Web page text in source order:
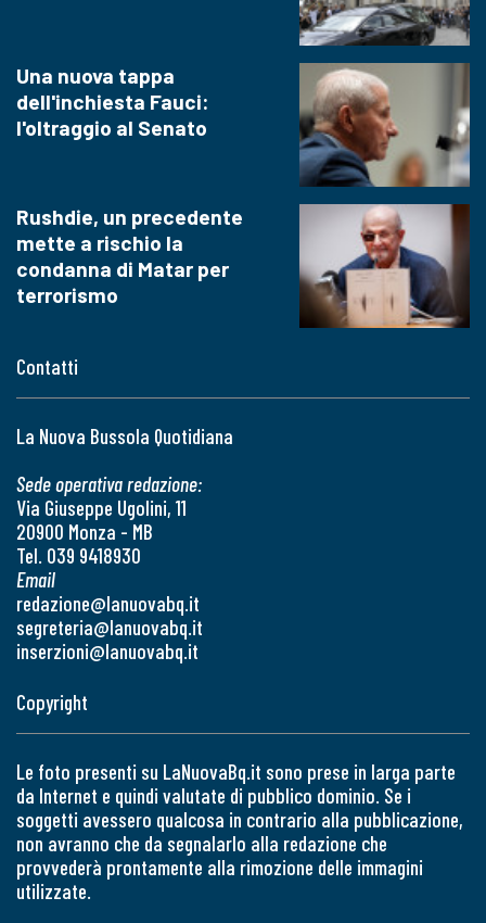
Contatti
La Nuova Bussola Quotidiana
Sede operativa redazione:
Via Giuseppe Ugolini, 11
20900 Monza - MB
Tel. 039 9418930
Email
redazione@lanuovabq.it
segreteria@lanuovabq.it
inserzioni@lanuovabq.it
Una nuova tappa
dell'inchiesta Fauci:
l'oltraggio al Senato
Rushdie, un precedente
mette a rischio la
condanna di Matar per
terrorismo
Copyright
Le foto presenti su LaNuovaBq.it sono prese in larga parte
da Internet e quindi valutate di pubblico dominio. Se i
soggetti avessero qualcosa in contrario alla pubblicazione,
non avranno che da segnalarlo alla redazione che
provvederà prontamente alla rimozione delle immagini
utilizzate.